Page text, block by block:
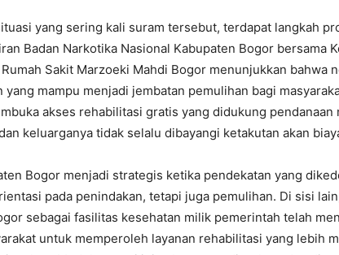
yang sering kali suram tersebut, terdapat langkah
Badan Narkotika Nasional Kabupaten Bogor bersama
Sakit Marzoeki Mahdi Bogor menunjukkan bahwa
mampu menjadi jembatan pemulihan bagi
akses rehabilitasi gratis yang didukung pendanaan
keluarganya tidak selalu dibayangi ketakutan akan
Bogor menjadi strategis ketika pendekatan yang
pada penindakan, tetapi juga pemulihan. Di sisi
sebagai fasilitas kesehatan milik pemerintah telah
untuk memperoleh layanan rehabilitasi yang lebih